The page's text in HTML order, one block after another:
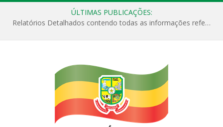
ÚLTIMAS PUBLICAÇÕES:
Relatórios Detalhados contendo todas as informações referentes a execução de recursos destinados ao fomento de projetos culturais no Município de Jacundá entre os anos de 2022 ao presente ano de 2026.